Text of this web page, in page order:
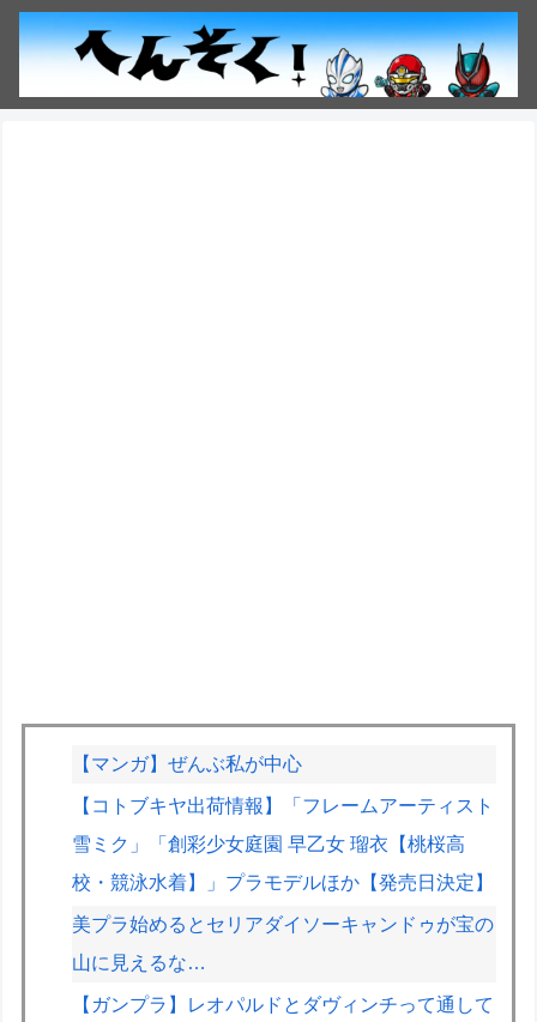
【マンガ】ぜんぶ私が中心
【コトブキヤ出荷情報】「フレームアーティスト
雪ミク」「創彩少女庭園 早乙女 瑠衣【桃桜高
校・競泳水着】」プラモデルほか【発売日決定】
美プラ始めるとセリアダイソーキャンドゥが宝の
山に見えるな…
【ガンプラ】レオパルドとダヴィンチって通して